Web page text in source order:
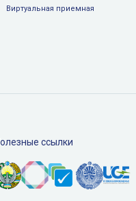
Виртуальная приемная
ссылки